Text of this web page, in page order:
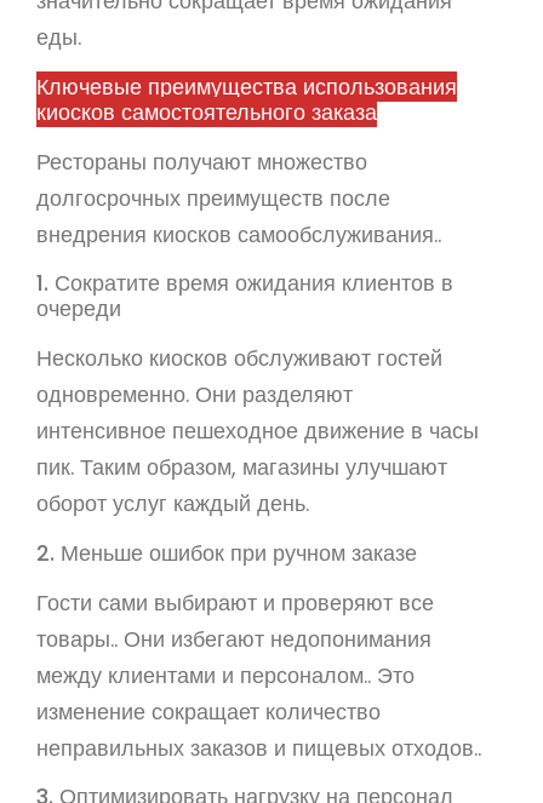
еды.
Ключевые преимущества использования
киосков самостоятельного заказа
Рестораны получают множество
долгосрочных преимуществ после
внедрения киосков самообслуживания..
1. Сократите время ожидания клиентов в
очереди
Несколько киосков обслуживают гостей
одновременно. Они разделяют
интенсивное пешеходное движение в часы
пик. Таким образом, магазины улучшают
оборот услуг каждый день.
2. Меньше ошибок при ручном заказе
Гости сами выбирают и проверяют все
товары.. Они избегают недопонимания
между клиентами и персоналом.. Это
изменение сокращает количество
неправильных заказов и пищевых отходов..
3. Оптимизировать нагрузку на персонал